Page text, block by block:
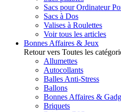
Sacs pour Ordinateur
Sacs à Dos
Valises à Roulettes
Voir tous les articles
Bonnes Affaires & Jeux
Retour vers Toutes les
Allumettes
Autocollants
Balles Anti-Stress
Ballons
Bonnes Affaires &
Briquets